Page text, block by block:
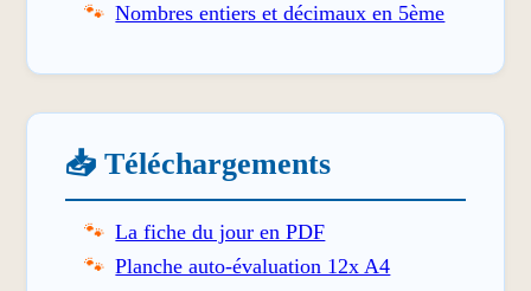
Nombres entiers et décimaux en 5ème
📥 Téléchargements
La fiche du jour en PDF
Planche auto-évaluation 12x A4